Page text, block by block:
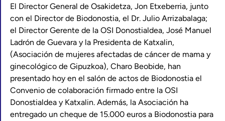
El Director General de Osakidetza, Jon Etxeberria, junto
con el Director de Biodonostia, el Dr. Julio Arrizabalaga;
el Director Gerente de la OSI Donostialdea, José Manuel
Ladrón de Guevara y la Presidenta de Katxalin,
(Asociación de mujeres afectadas de cáncer de mama y
ginecológico de Gipuzkoa), Charo Beobide, han
presentado hoy en el salón de actos de Biodonostia el
Convenio de colaboración firmado entre la OSI
Donostialdea y Katxalin. Además, la Asociación ha
entregado un cheque de 15.000 euros a Biodonostia para